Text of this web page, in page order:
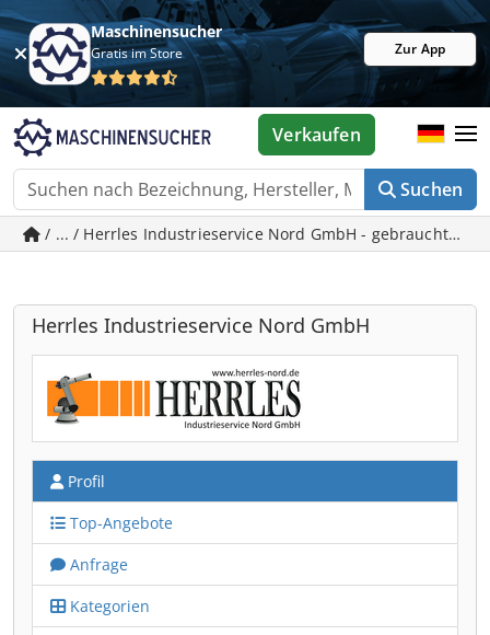
Maschinensucher
Gratis im Store Zur App
Suchen
Verkaufen
/ ... / Herrles Industrieservice Nord GmbH - gebrauchte
Herrles Industrieservice Nord GmbH
Profil
Top-Angebote
Anfrage
Kategorien